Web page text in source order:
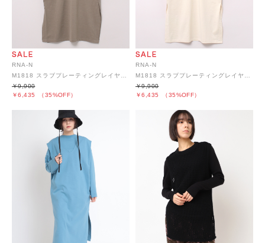
RNA-N
￥6,435 （35%OFF）
￥9,900
RNA-N
￥6,435 （35%OFF）
￥9,900